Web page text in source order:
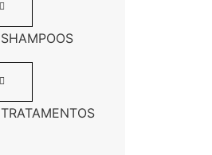
SHAMPOOS
TRATAMENTOS